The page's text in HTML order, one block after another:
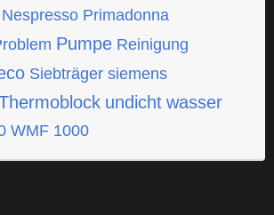
Nespresso Primadonna
Pumpe Reinigung
Siebträger siemens
undicht wasser
WMF 1000